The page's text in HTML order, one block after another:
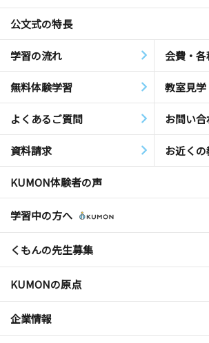
公文式の特長
学習の流れ 会費・
無料体験学習 教室見学
よくあるご質問 お問い
資料請求 お近く
KUMON体験者の声
学習中の方へ
くもんの先生募集
KUMONの原点
企業情報